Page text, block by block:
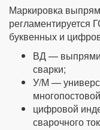
Маркировка
регламентируется
буквенных и
ВД —
сварки;
У/М —
цифровой
сварочного